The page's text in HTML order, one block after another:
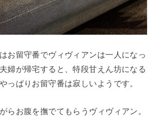
お留守番でヴィヴィアンは一人になっ
婦が帰宅すると、特段甘えん坊になる
っぱりお留守番は寂しいようです。
らお腹を撫でてもらうヴィヴィアン。